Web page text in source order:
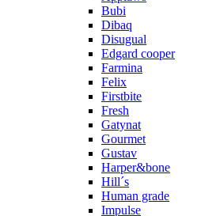
Bubi
Dibaq
Disugual
Edgard cooper
Farmina
Felix
Firstbite
Fresh
Gatynat
Gourmet
Gustav
Harper&bone
Hill´s
Human grade
Impulse